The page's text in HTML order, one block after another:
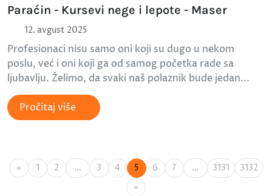
Paraćin - Kursevi nege i lepote - Maser
12. avgust 2025
Profesionaci nisu samo oni koji su dugo u nekom
poslu, već i oni koji ga od samog početka rade sa
ljubavlju. Želimo, da svaki naš polaznik bude jedan...
Pročitaj više
« 1 2 … 3 4 5 6 7 … 3131
3132
»